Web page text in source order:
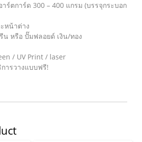
ร์ตการ์ด 300 – 400 แกรม (บรรจุกระบอก
หน้าต่าง
หรือ ปั๊มฟลอยด์ เงิน/ทอง
/ UV Print / laser
ารวางแบบฟรี!